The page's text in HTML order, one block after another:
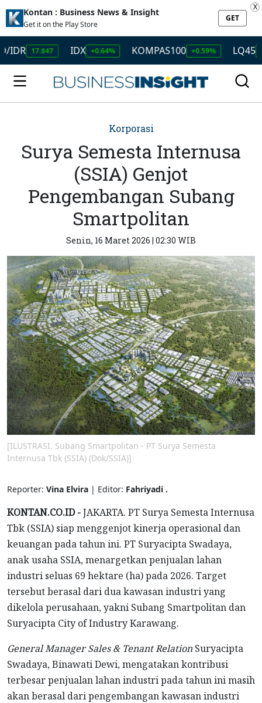
Kontan : Business News & Insight
Get it on the Play Store
GET
X
17.847 IDX +0.64% KOMPAS100 +0.59% LQ45 +0.51%
Korporasi
Surya Semesta Internusa
(SSIA) Genjot
Pengembangan Subang
Smartpolitan
Senin, 16 Maret 2026 | 02:30 WIB
[ILUSTRASI. Subang Smartpolitan - PT Surya Semesta
Internusa Tbk (SSIA) (Dok/SSIA)]
Reporter: Vina Elvira | Editor: Fahriyadi .
KONTAN.CO.ID -JAKARTA. PT Surya Semesta Internusa
Tbk (SSIA) siap menggenjot kinerja operasional dan
keuangan pada tahun ini. PT Suryacipta Swadaya,
anak usaha SSIA, menargetkan penjualan lahan
industri seluas 69 hektare (ha) pada 2026. Target
tersebut berasal dari dua kawasan industri yang
dikelola perusahaan, yakni Subang Smartpolitan dan
Suryacipta City of Industry Karawang.
General Manager Sales & Tenant RelationSuryacipta
Swadaya, Binawati Dewi, mengatakan kontribusi
terbesar penjualan lahan industri pada tahun ini masih
akan berasal dari pengembangan kawasan industri